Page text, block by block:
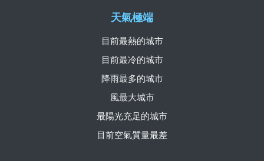
天氣極端
目前最熱的城市
目前最冷的城市
降雨最多的城市
風最大城市
最陽光充足的城市
目前空氣質量最差